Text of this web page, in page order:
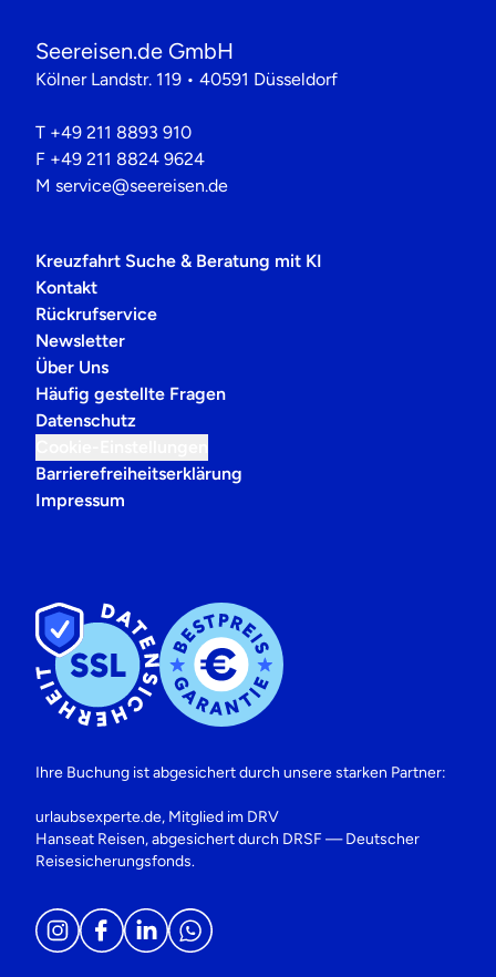
Seereisen.de GmbH
Kölner Landstr. 119 • 40591 Düsseldorf
T +49 211 8893 910
F +49 211 8824 9624
M service@seereisen.de
Kreuzfahrt Suche & Beratung mit KI
Kontakt
Rückrufservice
Newsletter
Über Uns
Häufig gestellte Fragen
Datenschutz
Barrierefreiheitserklärung
Impressum
Ihre Buchung ist abgesichert durch unsere starken Partner:
urlaubsexperte.de, Mitglied im DRV
Hanseat Reisen, abgesichert durch DRSF — Deutscher
Reisesicherungsfonds.